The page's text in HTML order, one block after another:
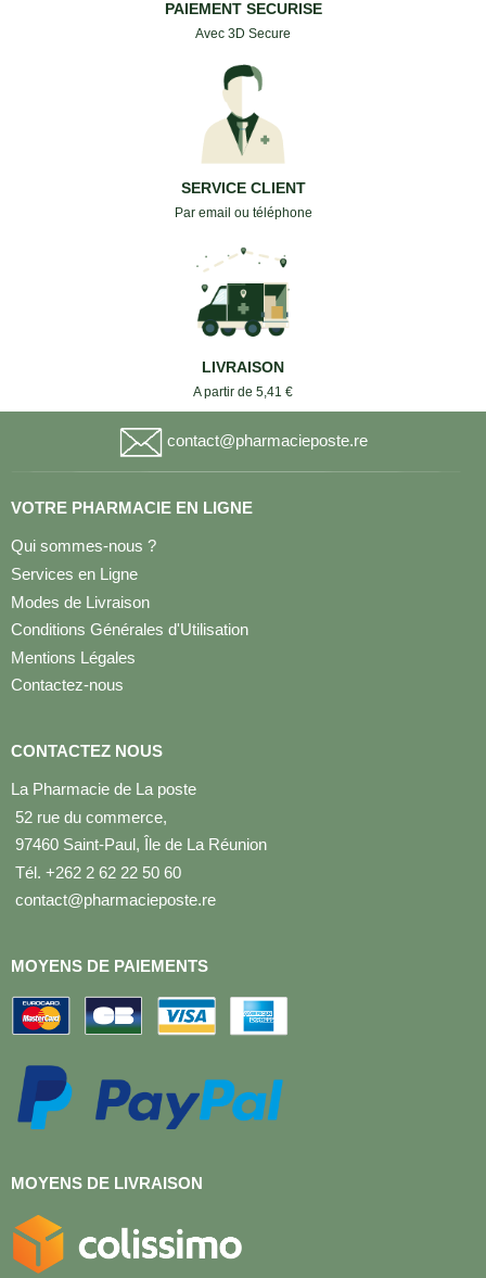
PAIEMENT SECURISE
Avec 3D Secure
SERVICE CLIENT
Par email ou téléphone
LIVRAISON
A partir de 5,41 €
contact@pharmacieposte.re
VOTRE PHARMACIE EN LIGNE
Qui sommes-nous ?
Services en Ligne
Modes de Livraison
Conditions Générales d'Utilisation
Mentions Légales
Contactez-nous
CONTACTEZ NOUS
La Pharmacie de La poste
52 rue du commerce,
97460 Saint-Paul, Île de La Réunion
Tél. +262 2 62 22 50 60
contact@pharmacieposte.re
MOYENS DE PAIEMENTS
MOYENS DE LIVRAISON